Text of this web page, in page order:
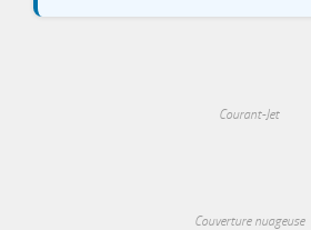
Courant-Jet
Couverture nuageuse